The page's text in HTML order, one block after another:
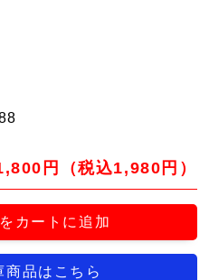
円（税込1,980円）
カートに追加
商品はこちら